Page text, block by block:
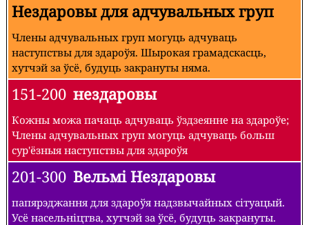
Нездаровы для адчувальных груп
Члены адчувальных груп могуць адчуваць
наступствы для здароўя. Шырокая грамадскасць,
хутчэй за ўсё, будуць закрануты няма.
151-200 нездаровы
Кожны можа пачаць адчуваць ўздзеянне на здароўе;
Члены адчувальных груп могуць адчуваць больш
сур'ёзныя наступствы для здароўя
201-300 Вельмі Нездаровы
папярэджання для здароўя надзвычайных сітуацый.
Усё насельніцтва, хутчэй за ўсё, будуць закрануты.